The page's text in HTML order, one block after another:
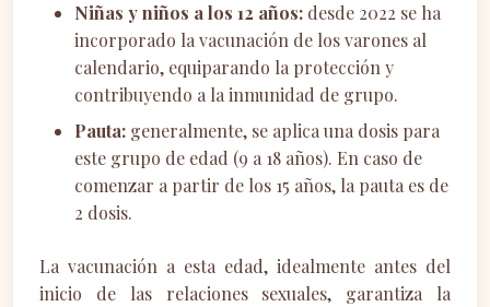
Niñas y niños a los 12 años: desde 2022 se ha
incorporado la vacunación de los varones al
calendario, equiparando la protección y
contribuyendo a la inmunidad de grupo.
Pauta: generalmente, se aplica una dosis para
este grupo de edad (9 a 18 años). En caso de
comenzar a partir de los 15 años, la pauta es de
2 dosis.
La vacunación a esta edad, idealmente antes del
inicio de las relaciones sexuales, garantiza la